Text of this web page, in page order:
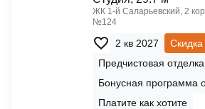
ЖК 1‑й Саларьевский, 2
№124
2 кв 2027
Скидка
Предчистовая отделка
Бонусная программа
Платите как хотите